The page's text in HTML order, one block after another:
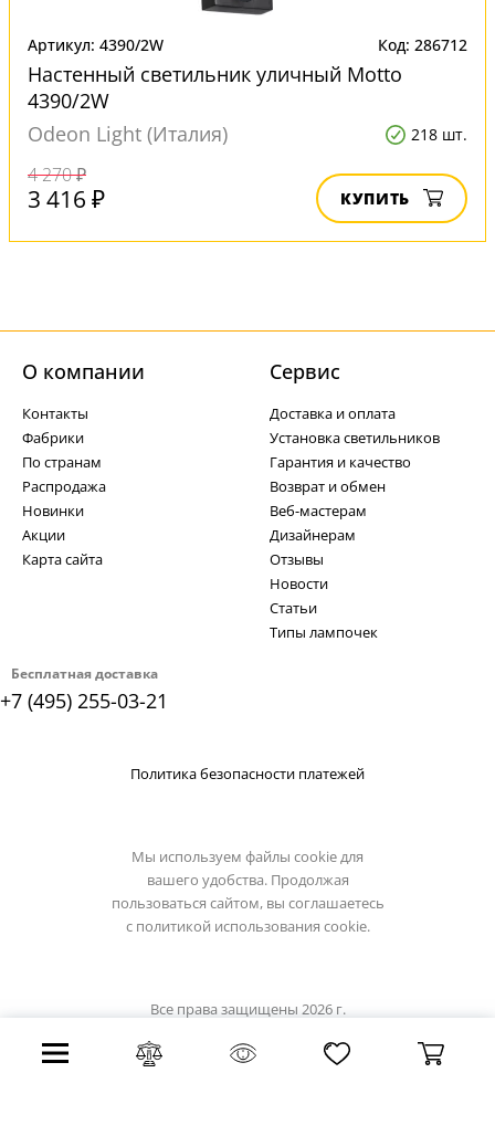
Артикул: 4390/2W Код: 286712
Настенный светильник уличный Motto
4390/2W
Odeon Light (Италия)
218 шт.
4 270 ₽
3 416 ₽ КУПИТЬ
Бесплатная доставка
+7 (495) 255-03-21
О компании
Контакты
Фабрики
По странам
Распродажа
Новинки
Акции
Карта сайта
Cервис
Доставка и оплата
Установка светильников
Гарантия и качество
Возврат и обмен
Веб-мастерам
Дизайнерам
Отзывы
Новости
Статьи
Типы лампочек
Политика безопасности платежей
Мы используем файлы cookie для
вашего удобства. Продолжая
пользоваться сайтом, вы соглашаетесь
с политикой использования cookie.
Все права защищены 2026 г.